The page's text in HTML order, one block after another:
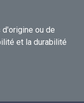
ou de
et la durabilité